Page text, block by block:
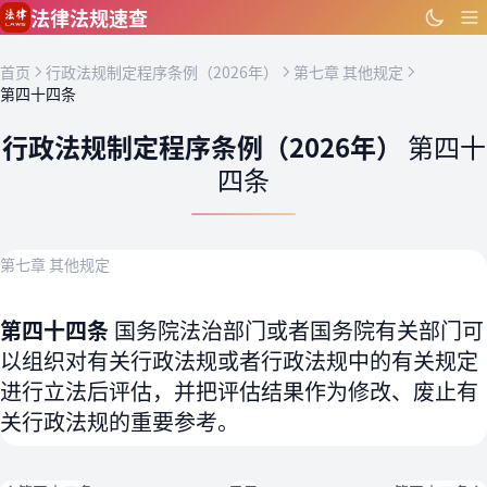
跳到主要内容
法律法规速查
首页 行政法规制定程序条例（2026年）
第七章 其他规定
第四十四条
行政法规制定程序条例（2026年） 第四十
四条
第七章 其他规定
第四十四条 国务院法治部门或者国务院有关部门可
以组织对有关行政法规或者行政法规中的有关规定
进行立法后评估，并把评估结果作为修改、废止有
关行政法规的重要参考。